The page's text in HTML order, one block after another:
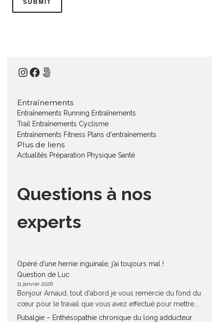
Instagram
Facebook
500px
Entraînements
Entraînements Running Entraînements
Trail
Entraînements Cyclisme
Entraînements Fitness Plans d'entraînements
Plus de liens
Actualités Préparation Physique Santé
Questions à nos
experts
Opéré d’une hernie inguinale, j’ai toujours mal !
Question de Luc
11 janvier 2026
Bonjour Arnaud, tout d'abord je vous remercie du fond du
cœur pour le travail que vous avez effectué pour mettre...
Pubalgie – Enthésopathie chronique du long adducteur